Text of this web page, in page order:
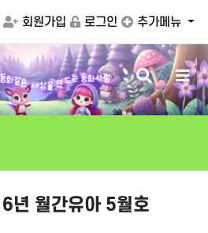
회원가입 로그인 추가메뉴
동화같은 세상을 만드는 동화사랑 검
색
버
튼
메
뉴
버
튼
년 월간유아 5월호